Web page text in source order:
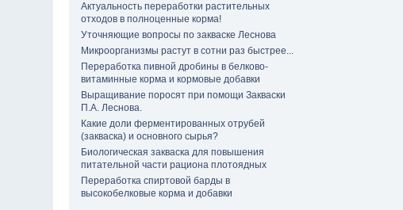
Актуальность переработки растительных
отходов в полноценные корма!
Уточняющие вопросы по закваске Леснова
Микроорганизмы растут в сотни раз быстрее...
Переработка пивной дробины в белково-
витаминные корма и кормовые добавки
Выращивание поросят при помощи Закваски
П.А. Леснова.
Какие доли ферментированных отрубей
(закваска) и основного сырья?
Биологическая закваска для повышения
питательной части рациона плотоядных
Переработка спиртовой барды в
высокобелковые корма и добавки